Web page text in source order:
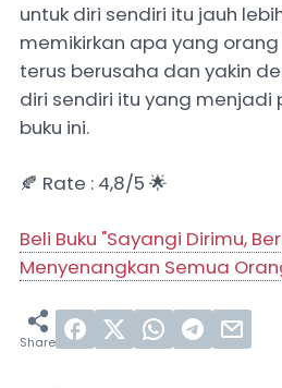
untuk diri sendiri itu jauh
memikirkan apa yang orang
terus berusaha dan yakin
diri sendiri itu yang
buku ini.
🍂 Rate : 4,8/5 🌟
Beli Buku "Sayangi Dirimu,
Menyenangkan Semua